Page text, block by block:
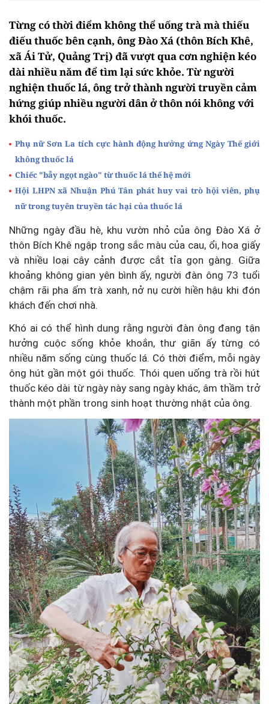
Từng có thời điểm không thể uống trà mà thiếu
điếu thuốc bên cạnh, ông Đào Xá (thôn Bích Khê,
xã Ái Tử, Quảng Trị) đã vượt qua cơn nghiện kéo
dài nhiều năm để tìm lại sức khỏe. Từ người
nghiện thuốc lá, ông trở thành người truyền cảm
hứng giúp nhiều người dân ở thôn nói không với
khói thuốc.
Phụ nữ Sơn La tích cực hành động hưởng ứng Ngày Thế giới
không thuốc lá
Chiếc "bẫy ngọt ngào" từ thuốc lá thế hệ mới
Hội LHPN xã Nhuận Phú Tân phát huy vai trò hội viên, phụ
nữ trong tuyên truyền tác hại của thuốc lá
Những ngày đầu hè, khu vườn nhỏ của ông Đào Xá ở
thôn Bích Khê ngập trong sắc màu của cau, ổi, hoa giấy
và nhiều loại cây cảnh được cắt tỉa gọn gàng. Giữa
khoảng không gian yên bình ấy, người đàn ông 73 tuổi
chậm rãi pha ấm trà xanh, nở nụ cười hiền hậu khi đón
khách đến chơi nhà.
Khó ai có thể hình dung rằng người đàn ông đang tận
hưởng cuộc sống khỏe khoắn, thư giãn ấy từng có
nhiều năm sống cùng thuốc lá. Có thời điểm, mỗi ngày
ông hút gần một gói thuốc. Thói quen uống trà rồi hút
thuốc kéo dài từ ngày này sang ngày khác, âm thầm trở
thành một phần trong sinh hoạt thường nhật của ông.